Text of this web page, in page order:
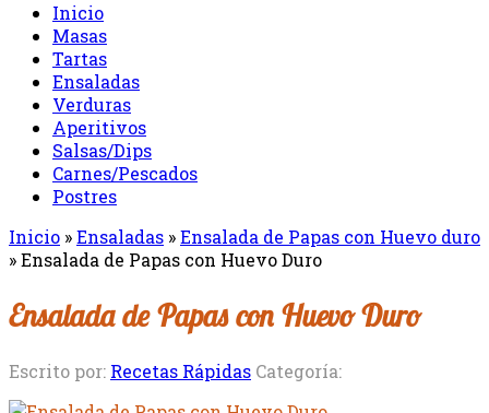
Inicio
Masas
Tartas
Ensaladas
Verduras
Aperitivos
Salsas/Dips
Carnes/Pescados
Postres
Inicio »Ensaladas »Ensalada de Papas con Huevo duro
»Ensalada de Papas con Huevo Duro
Ensalada de Papas con Huevo Duro
Escrito por: Recetas Rápidas Categoría: